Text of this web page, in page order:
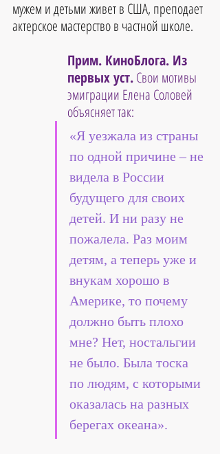
мужем и детьми живет в США, преподает
актерское мастерство в частной школе.
Прим. КиноБлога. Из
первых уст. Свои мотивы
эмиграции Елена Соловей
объясняет так:
«Я уезжала из страны
по одной причине – не
видела в России
будущего для своих
детей. И ни разу не
пожалела. Раз моим
детям, а теперь уже и
внукам хорошо в
Америке, то почему
должно быть плохо
мне? Нет, ностальгии
не было. Была тоска
по людям, с которыми
оказалась на разных
берегах океана».